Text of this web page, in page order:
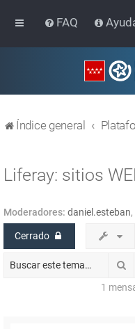
FAQ
Índice general
Liferay: sitios
Moderadores: daniel.esteban,
Cerrado
1